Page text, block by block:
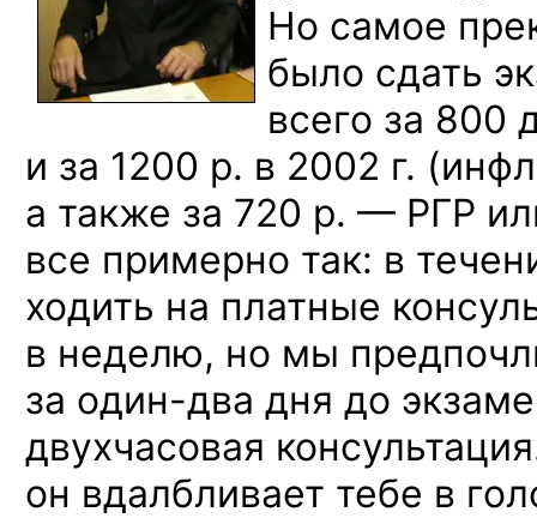
Но самое
было сдать
всего за 800
и за 1200 р. в 2002 г.
а также за 720 р. — РГР
все примерно так: в
ходить на платные
в неделю, но мы
за один-два дня до
двухчасовая
он вдалбливает тебе в